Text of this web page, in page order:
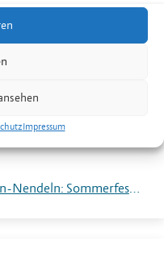
Impressum
Männer in Nendeln
weiterlesen: Seniorentreff Eschen-Nendeln: Sommerfest auf dem Dorfplatz